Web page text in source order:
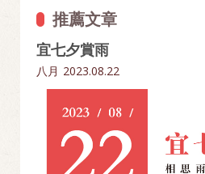
推薦文章
宜七夕賞雨
八月 2023.08.22